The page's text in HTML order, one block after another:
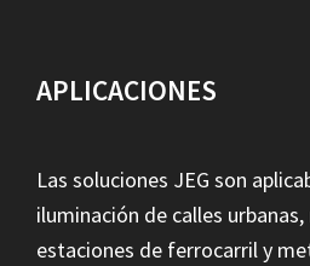
APLICACIONES
Las soluciones JEG son
iluminación de calles
estaciones de ferrocarril y